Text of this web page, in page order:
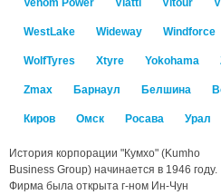
Venom Power Viatti Vitour
WestLake Wideway Windforce
WolfTyres Xtyre Yokohama
Zmax Барнаул Белшина
Киров Омск Росава Урал
История корпорации "Кумхо" (Kumho
Business Group) начинается в 1946 году.
Фирма была открыта г-ном Ин-Чун